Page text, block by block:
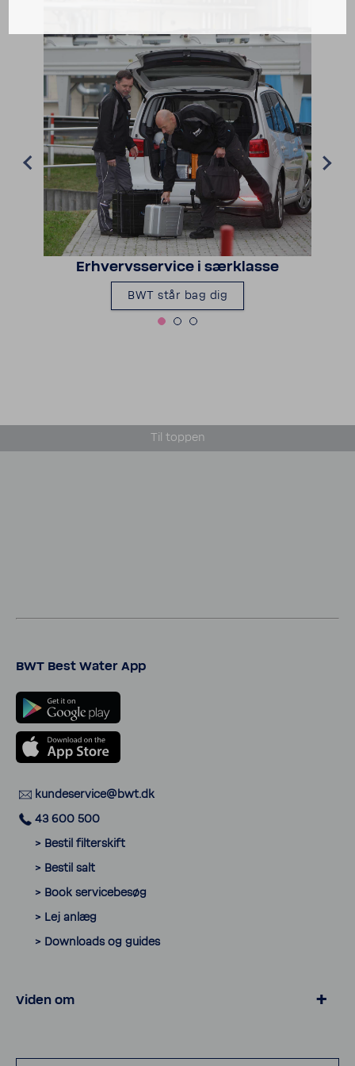
Erhvervs­ser­vice i særklasse
BWT står bag dig
Til toppen
BWT Best Water App
kunde­ser­vice@bwt.dk
43 600 500
> Bestil filter­skift
> Bestil salt
> Book servi­ce­besøg
> Lej anlæg
> Down­loads og guides
Viden om
> Cookies